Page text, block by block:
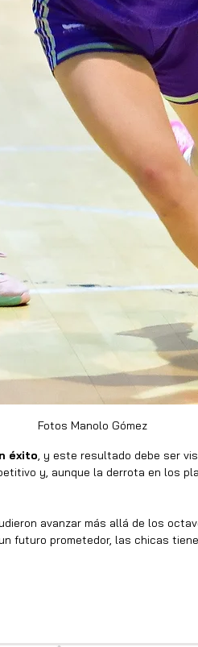
Fotos Manolo Gómez
éxito, y este resultado debe ser
y, aunque la derrota en los
avanzar más allá de los
futuro prometedor, las chicas